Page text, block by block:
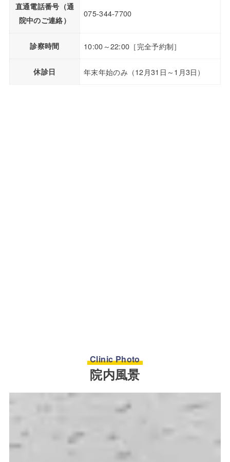
直通電話番号（通
院中のご連絡）
075-344-7700
診察時間 10:00～22:00［完全予約制］
休診日 年末年始のみ（12月31日～1月3日）
Clinic Photo
院内風景